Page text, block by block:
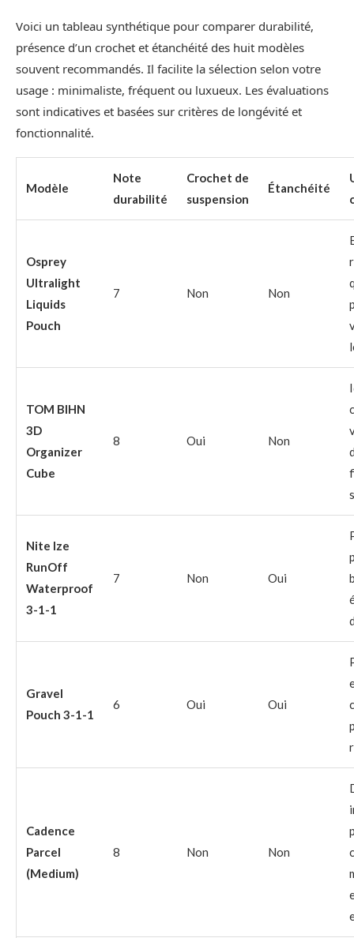
Voici un tableau synthétique pour comparer durabilité,
présence d’un crochet et étanchéité des huit modèles
souvent recommandés. Il facilite la sélection selon votre
usage : minimaliste, fréquent ou luxueux. Les évaluations
sont indicatives et basées sur critères de longévité et
fonctionnalité.
Modèle
Note
durabilité
Crochet de
suspension
Étanchéité
Osprey
Ultralight
Liquids
Pouch
7 Non Non
TOM BIHN
3D
Organizer
Cube
8 Oui Non
Nite Ize
RunOff
Waterproof
3-1-1
7 Non Oui
Gravel
Pouch 3-1-1
6 Oui Oui
Cadence
Parcel
(Medium)
8 Non Non